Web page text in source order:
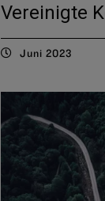
Vereinigte
Juni 2023